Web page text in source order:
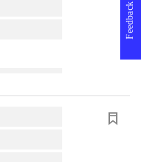
Feedback